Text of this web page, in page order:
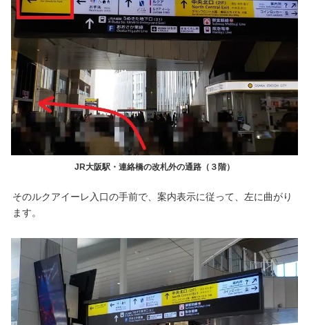
JR大阪駅・連絡橋の改札外の通路（３階）
そのルクアイーレ入口の手前で、案内表示に従って、左に曲がり
ます。